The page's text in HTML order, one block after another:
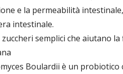
e la permeabilità
intestinale.
zuccheri semplici che aiutano
Boulardii è un